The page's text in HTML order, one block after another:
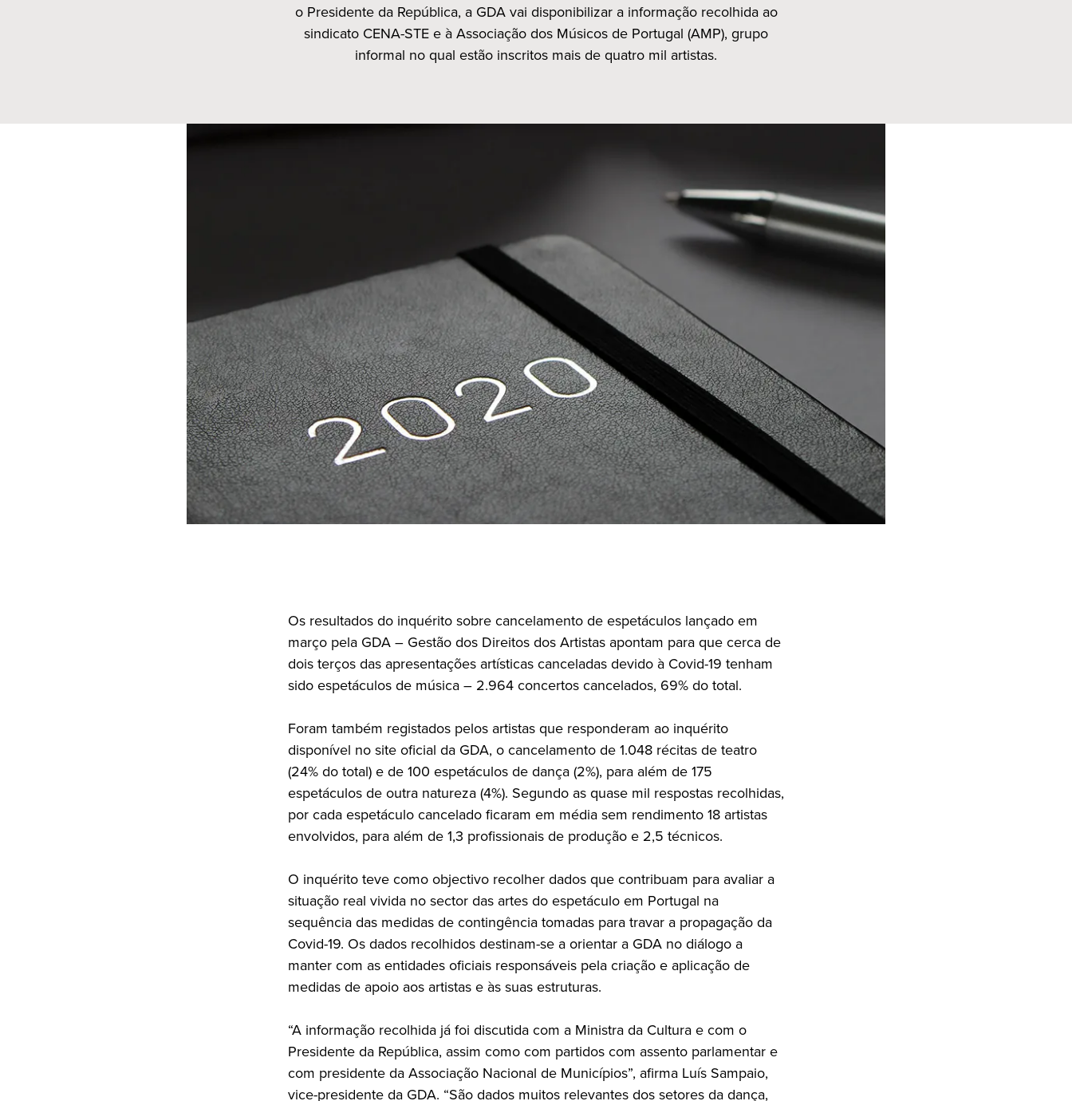
o Presidente da República, a GDA vai disponibilizar a informação recolhida ao
sindicato CENA-STE e à Associação dos Músicos de Portugal (AMP), grupo
informal no qual estão inscritos mais de quatro mil artistas.
Os resultados do inquérito sobre cancelamento de espetáculos lançado em
março pela GDA – Gestão dos Direitos dos Artistas apontam para que cerca de
dois terços das apresentações artísticas canceladas devido à Covid-19 tenham
sido espetáculos de música – 2.964 concertos cancelados, 69% do total.
Foram também registados pelos artistas que responderam ao inquérito
disponível no site oficial da GDA, o cancelamento de 1.048 récitas de teatro
(24% do total) e de 100 espetáculos de dança (2%), para além de 175
espetáculos de outra natureza (4%). Segundo as quase mil respostas recolhidas,
por cada espetáculo cancelado ficaram em média sem rendimento 18 artistas
envolvidos, para além de 1,3 profissionais de produção e 2,5 técnicos.
O inquérito teve como objectivo recolher dados que contribuam para avaliar a
situação real vivida no sector das artes do espetáculo em Portugal na
sequência das medidas de contingência tomadas para travar a propagação da
Covid-19. Os dados recolhidos destinam-se a orientar a GDA no diálogo a
manter com as entidades oficiais responsáveis pela criação e aplicação de
medidas de apoio aos artistas e às suas estruturas.
“A informação recolhida já foi discutida com a Ministra da Cultura e com o
Presidente da República, assim como com partidos com assento parlamentar e
com presidente da Associação Nacional de Municípios”, afirma Luís Sampaio,
vice-presidente da GDA. “São dados muitos relevantes dos setores da dança,